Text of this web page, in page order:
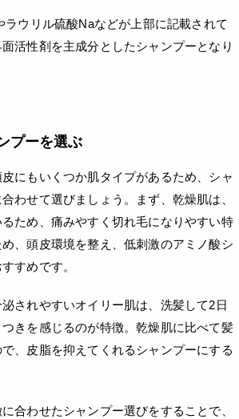
ラウリル硫酸Naなどが上部に記載されて
活性剤を主成分としたシャンプーとなり
プーを選ぶ
にもいくつか肌タイプがあるため、シャ
わせて選びましょう。まず、乾燥肌は、
ため、痛みやすく切れ毛になりやすい特
、頭皮環境を整え、低刺激のアミノ酸シ
すめです。
されやすいオイリー肌は、洗髪して2日
きを感じるのが特徴。乾燥肌に比べて髪
、皮脂を抑えてくれるシャンプーにする
合わせたシャンプー選びをすることで、